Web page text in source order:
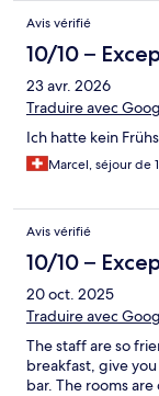
Avis vérifié
10/10 –
23 avr. 2026
Traduire avec
Ich hatte kein
Marcel, séjour de
Avis vérifié
10/10 –
20 oct. 2025
Traduire avec
The staff are so
breakfast, give
bar. The rooms